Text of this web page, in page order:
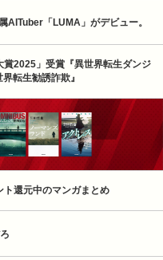
AITuber「LUMA」がデビュー。
2025」受賞『異世界転生ダンジ
転生勧誘詐欺』
ト還元中のマンガまとめ